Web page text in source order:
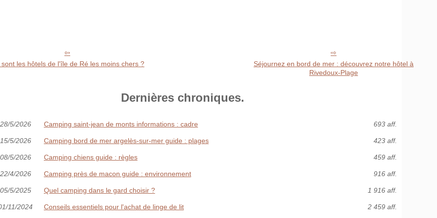
sont les hôtels de l'île de Ré les moins chers ?
Séjournez en bord de mer : découvrez notre hôtel à
Rivedoux-Plage
Dernières chroniques.
28/5/2026 Camping saint-jean de monts informations : cadre 693 aff.
15/5/2026 Camping bord de mer argelès-sur-mer guide : plages 423 aff.
08/5/2026 Camping chiens guide : règles 459 aff.
22/4/2026 Camping près de macon guide : environnement 916 aff.
05/5/2025 Quel camping dans le gard choisir ? 1 916 aff.
11/2024 Conseils essentiels pour l'achat de linge de lit 2 459 aff.